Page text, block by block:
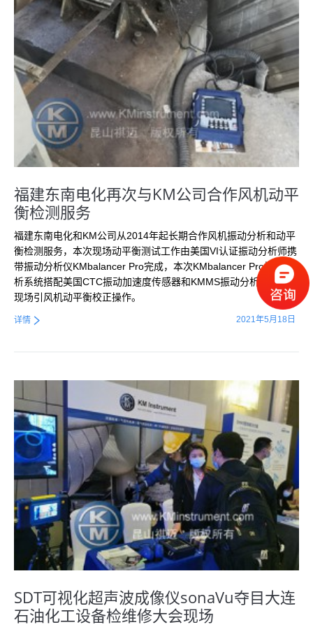
福建东南电化再次与KM公司合作风机动平
衡检测服务
福建东南电化和KM公司从2014年起长期合作风机振动分析和动平
衡检测服务，本次现场动平衡测试工作由美国VI认证振动分析师携
带振动分析仪KMbalancer Pro完成，本次KMbalancer Pro振动分
析系统搭配美国CTC振动加速度传感器和KMMS振动分析软件进行
现场引风机动平衡校正操作。
2021年5月18日
详情
SDT可视化超声波成像仪sonaVu夺目大连
石油化工设备检维修大会现场